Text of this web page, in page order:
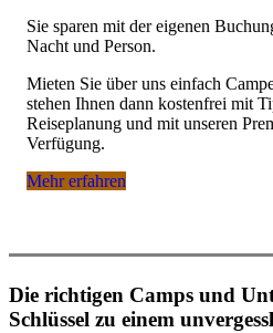
Sie sparen mit der eigenen
Nacht und Person.
Mieten Sie über uns einfach
stehen Ihnen dann kostenfrei mit
Reiseplanung und mit unseren
Verfügung.
Mehr erfahren
Die richtigen Camps und
Schlüssel zu einem